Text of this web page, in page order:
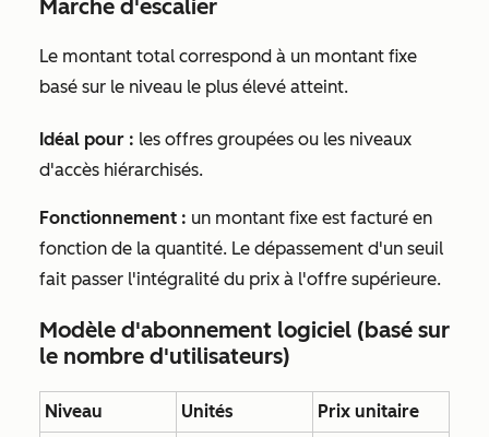
Marche d'escalier
Le montant total correspond à un montant fixe
basé sur le niveau le plus élevé atteint.
Idéal pour : les offres groupées ou les niveaux
d'accès hiérarchisés.
Fonctionnement : un montant fixe est facturé en
fonction de la quantité. Le dépassement d'un seuil
fait passer l'intégralité du prix à l'offre supérieure.
Modèle d'abonnement logiciel (basé sur
le nombre d'utilisateurs)
Niveau Unités
Prix unitaire